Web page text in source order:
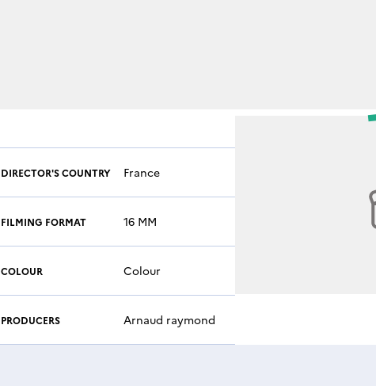
DIRECTOR'S COUNTRY France
FILMING FORMAT 16 MM
COLOUR Colour
PRODUCERS Arnaud raymond